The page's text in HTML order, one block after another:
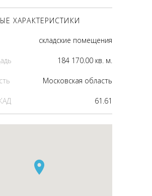
ХАРАКТЕРИСТИКИ
складские помещения
184 170.00 кв. м.
Московская область
61.61